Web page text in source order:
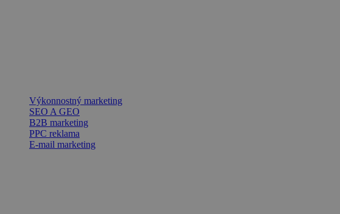
Výkonnostný marketing
SEO A GEO
B2B marketing
PPC reklama
E-mail marketing